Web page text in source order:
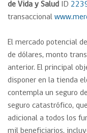
de Vida y Salud
ID
transaccional
El mercado potencial
de dólares, monto
anterior. El principal
disponer en la tienda
contempla un seguro
seguro catastrófico,
adicional a todos los
mil beneficiarios,